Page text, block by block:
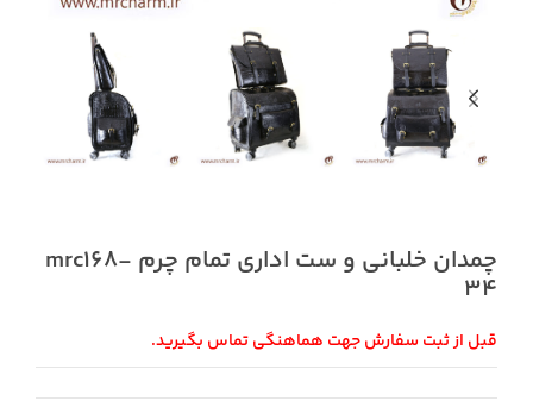
چمدان خلبانی و ست اداری تمام چرم mrc168-
34
قبل از ثبت سفارش جهت هماهنگی تماس بگیرید.